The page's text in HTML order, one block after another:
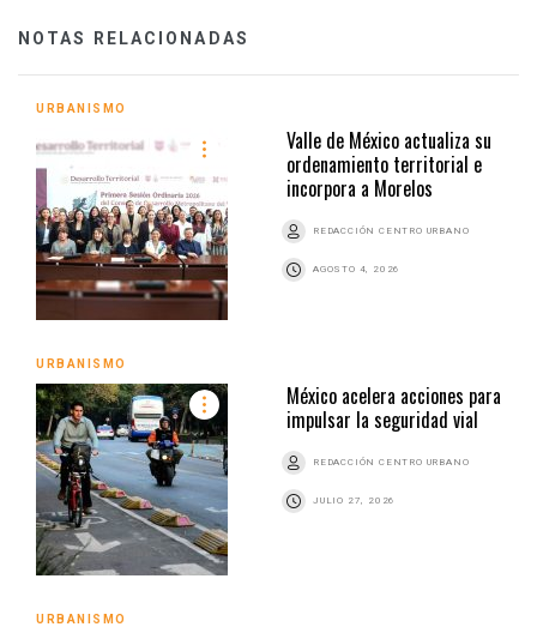
NOTAS RELACIONADAS
URBANISMO
Valle de México actualiza su
ordenamiento territorial e
incorpora a Morelos
REDACCIÓN CENTRO URBANO
AGOSTO 4, 2026
URBANISMO
México acelera acciones para
impulsar la seguridad vial
REDACCIÓN CENTRO URBANO
JULIO 27, 2026
URBANISMO